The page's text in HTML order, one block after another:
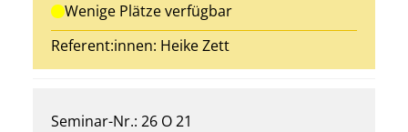
Wenige Plätze verfügbar
Referent:innen: Heike Zett
Seminar-Nr.: 26 O 21